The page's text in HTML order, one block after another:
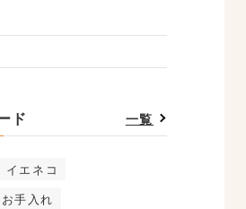
ド 一覧
イエネコ
お手入れ